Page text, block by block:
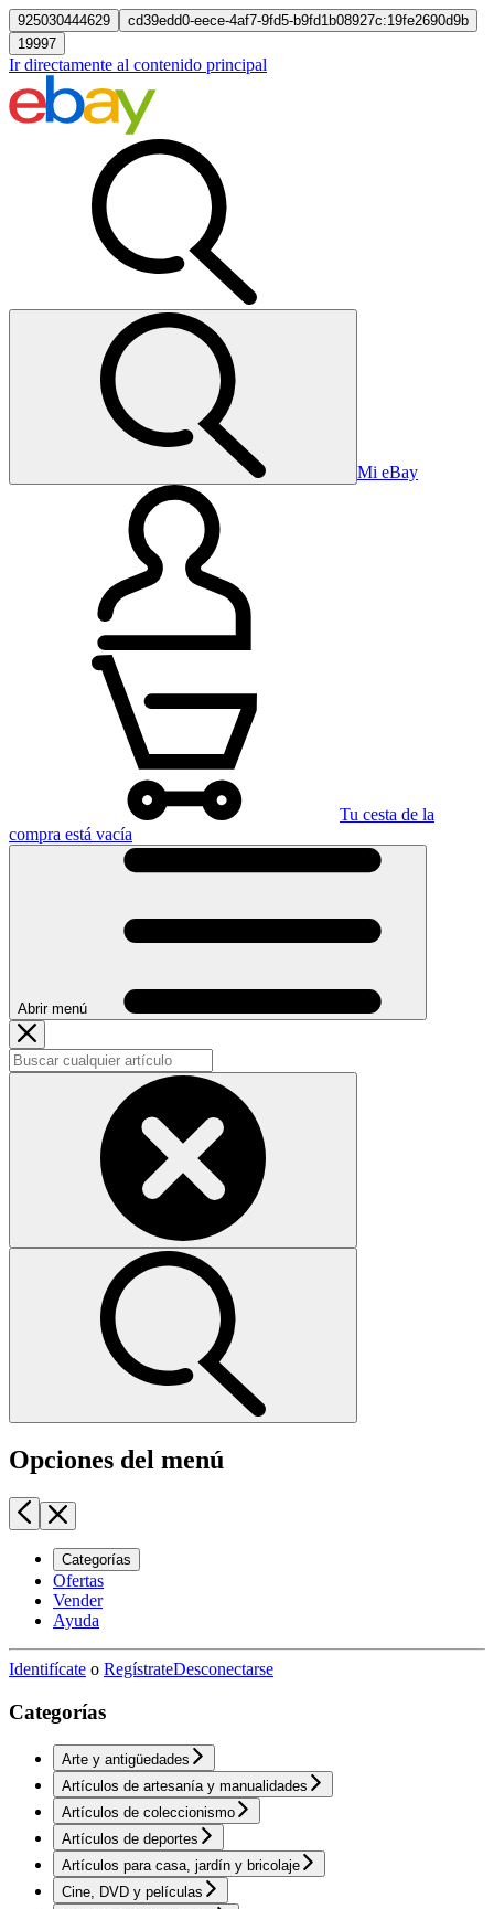
925030444629
cd39edd0-eece-4af7-9fd5-b9fd1b08927c:19fe2690d9b
19997
Ir directamente al contenido principal
Mi eBay
Tu cesta de la
compra está vacía
Abrir menú
Opciones del menú
Categorías
Ofertas
Vender
Ayuda
Identifícate o RegístrateDesconectarse
Categorías
Arte y antigüedades
Artículos de artesanía y manualidades
Artículos de coleccionismo
Artículos de deportes
Artículos para casa, jardín y bricolaje
Cine, DVD y películas